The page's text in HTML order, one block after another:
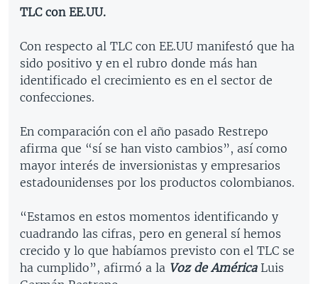
TLC con EE.UU.
Con respecto al TLC con EE.UU manifestó que ha
sido positivo y en el rubro donde más han
identificado el crecimiento es en el sector de
confecciones.
En comparación con el año pasado Restrepo
afirma que “sí se han visto cambios”, así como
mayor interés de inversionistas y empresarios
estadounidenses por los productos colombianos.
“Estamos en estos momentos identificando y
cuadrando las cifras, pero en general sí hemos
crecido y lo que habíamos previsto con el TLC se
ha cumplido”, afirmó a la Voz de AméricaLuis